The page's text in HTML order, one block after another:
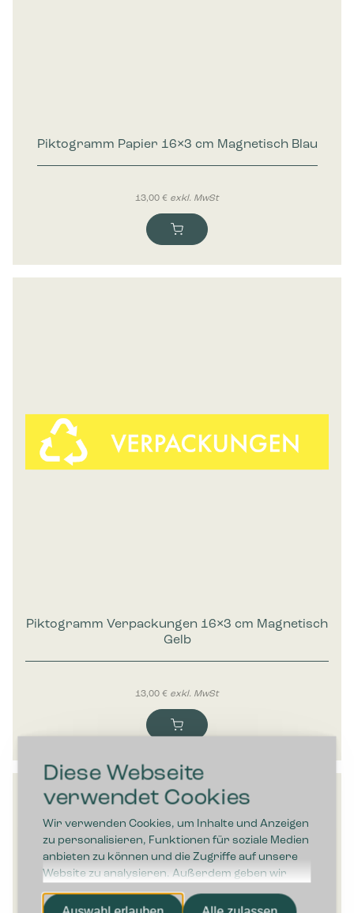
Diese Webseite
verwendet Cookies
Wir verwenden Cookies, um Inhalte und Anzeigen
zu personalisieren, Funktionen für soziale Medien
anbieten zu können und die Zugriffe auf unsere
Website zu analysieren. Außerdem geben wir
Informationen zu Ihrer Verwendung unserer
Website an unsere Partner für soziale Medien,
Piktogramm Papier 16×3 cm Magnetisch Blau
13,00 € exkl. MwSt
Piktogramm Verpackungen 16×3 cm Magnetisch
Gelb
13,00 € exkl. MwSt